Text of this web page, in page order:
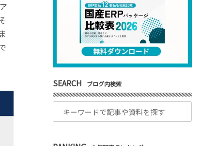
SEARCH ブログ内検索